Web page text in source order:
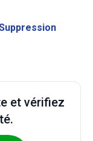
et vérifiez